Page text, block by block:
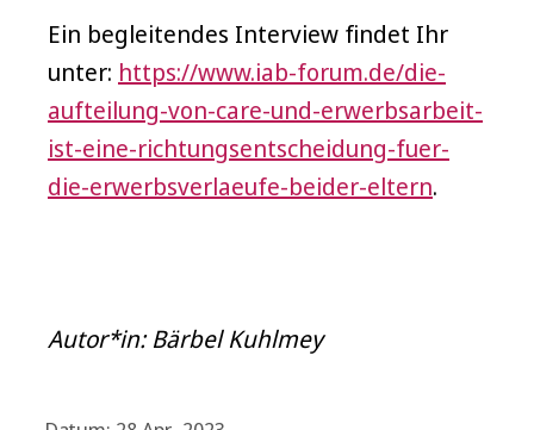
Ein begleitendes Interview findet Ihr
unter: https://www.iab-forum.de/die-
aufteilung-von-care-und-erwerbsarbeit-
ist-eine-richtungsentscheidung-fuer-
die-erwerbsverlaeufe-beider-eltern.
Autor*in: Bärbel Kuhlmey